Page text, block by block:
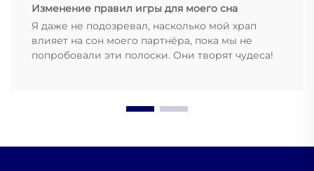
Изменение правил игры для моего сна
Я даже не подозревал, насколько мой храп
влияет на сон моего партнёра, пока мы не
попробовали эти полоски. Они творят чудеса!